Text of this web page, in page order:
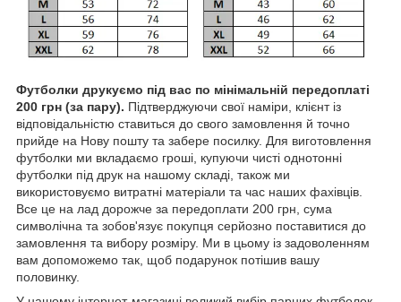
Футболки друкуємо під вас по мінімальній передоплаті
200 грн (за пару). Підтверджуючи свої наміри, клієнт із
відповідальністю ставиться до свого замовлення й точно
прийде на Нову пошту та забере посилку. Для виготовлення
футболки ми вкладаємо гроші, купуючи чисті однотонні
футболки під друк на нашому складі, також ми
використовуємо витратні матеріали та час наших фахівців.
Все це на лад дорожче за передоплати 200 грн, сума
символічна та зобов'язує покупця серйозно поставитися до
замовлення та вибору розміру. Ми в цьому із задоволенням
вам допоможемо так, щоб подарунок потішив вашу
половинку.